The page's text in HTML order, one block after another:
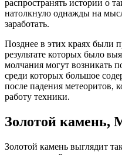
распространять истории о
натолкнуло однажды на
заработать.
Позднее в этих краях были
результате которых было
молчания могут возникать
среди которых большое
после падения метеоритов,
работу техники.
Золотой камень,
Золотой камень выглядит